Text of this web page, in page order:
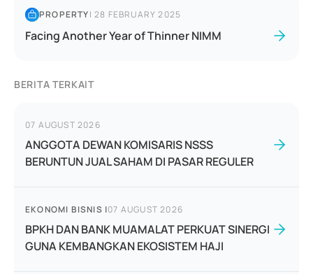
PROPERTY|28 FEBRUARY 2025
Facing Another Year of Thinner NIMM
BERITA TERKAIT
07 AUGUST 2026
ANGGOTA DEWAN KOMISARIS NSSS
BERUNTUN JUAL SAHAM DI PASAR REGULER
EKONOMI BISNIS |07 AUGUST 2026
BPKH DAN BANK MUAMALAT PERKUAT SINERGI
GUNA KEMBANGKAN EKOSISTEM HAJI